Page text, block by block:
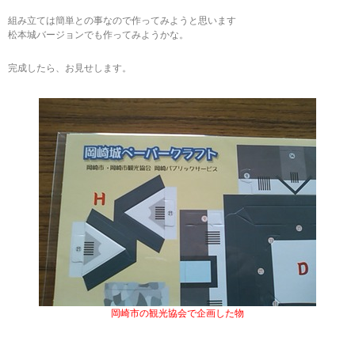
組み立ては簡単との事なので作ってみようと思います
松本城バージョンでも作ってみようかな。
完成したら、お見せします。
岡崎市の観光協会で企画した物